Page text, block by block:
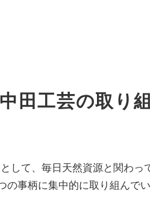
中田工芸の取り
して、毎日天然資源と関わ
事柄に集中的に取り組んでい